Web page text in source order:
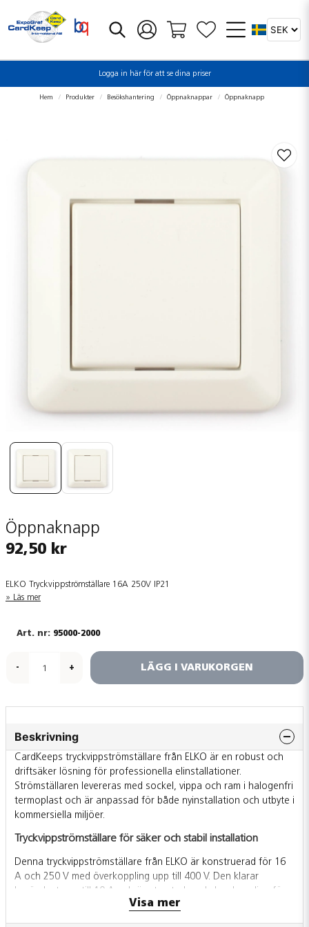
Logga in här för att se dina priser
Hem Produkter Besökshantering Öppnaknappar Öppnaknapp
Öppnaknapp
92,50 kr
ELKO Tryckvippströmställare 16A 250V IP21
Läs mer
95000-2000
- + LÄGG I VARUKORGEN
Beskrivning
CardKeeps tryckvippströmställare från ELKO är en robust och
driftsäker lösning för professionella elinstallationer.
Strömställaren levereras med sockel, vippa och ram i halogenfri
termoplast och är anpassad för både nyinstallation och utbyte i
kommersiella miljöer.
Tryckvippströmställare för säker och stabil installation
Denna tryckvippströmställare från ELKO är konstruerad för 16
A och 250 V med överkoppling upp till 400 V. Den klarar
lysrörslast upp till 10 A och är utrustad med skruvkoppling för
säker och stabil anslutning. Konstruktionen med hel
Visa mer